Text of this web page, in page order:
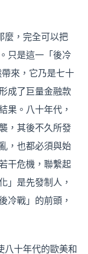
麼，完全可以把
只是這一「後冷
來，它乃是七十
成了巨量金融款
果。八十年代，
，其後不久所發
，也都必須與始
干危機，聯繫起
」是先發制人，
冷戰」的前頭，
八十年代的歐美和